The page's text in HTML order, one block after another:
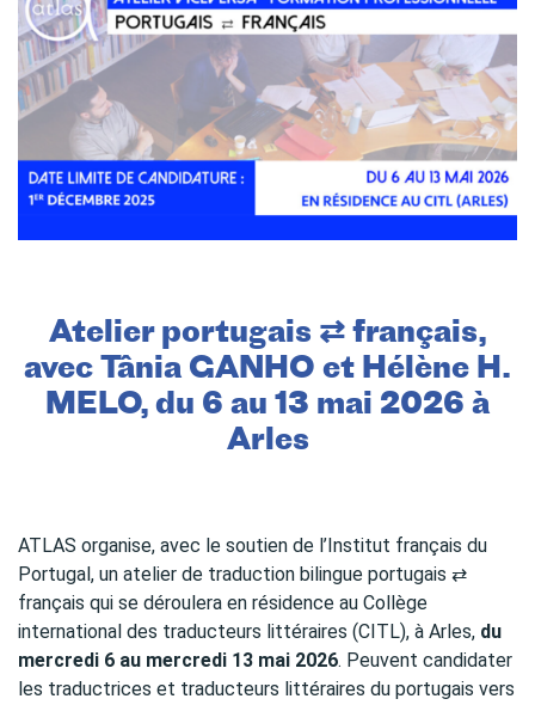
Atelier portugais ⇄ français,
avec Tânia GANHO et Hélène H.
MELO, du 6 au 13 mai 2026 à
Arles
ATLAS organise, avec le soutien de l’Institut français du
Portugal, un atelier de traduction bilingue portugais ⇄
français qui se déroulera en résidence au Collège
international des traducteurs littéraires (CITL), à Arles, du
mercredi 6 au mercredi 13 mai 2026. Peuvent candidater
les traductrices et traducteurs littéraires du portugais vers